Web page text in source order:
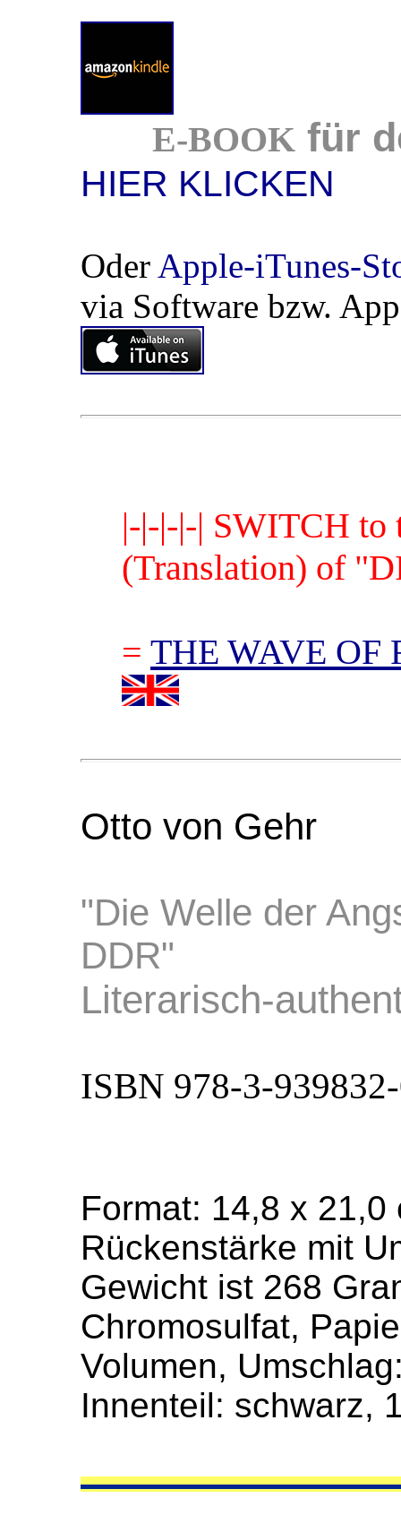
E-BOOK für
HIER KLICKEN
Oder Apple-iTunes-
via Software bzw.
|-|-|-|-| SWITCH
(Translation) of
= THE WAVE OF
Otto von Gehr
"Die Welle der
DDR"
Literarisch-
ISBN 978-3-
Format: 14,8 x
Rückenstärke mit
Gewicht ist 268
Chromosulfat,
Volumen,
Innenteil: schwarz,